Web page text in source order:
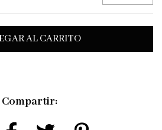
Compartir: